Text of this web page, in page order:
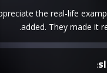
the real-life
added. They made it